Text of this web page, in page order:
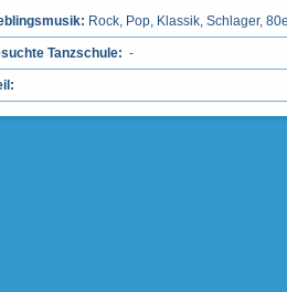
Rock, Pop, Klassik, Schlager,
Tanzschule: -